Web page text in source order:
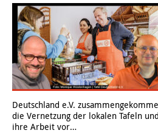
Deutschland e.V.
die Vernetzung der lokalen Tafeln
ihre Arbeit vor…